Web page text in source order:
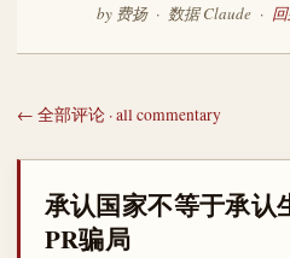
by 费扬 · 数据 Claude ·
← 全部评论 · all commentary
承认国家不等于承认
PR骗局